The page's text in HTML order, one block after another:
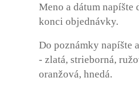
Meno a dátum napíšte
konci objednávky.
Do poznámky napíšte
- zlatá, strieborná,
oranžová, hnedá.